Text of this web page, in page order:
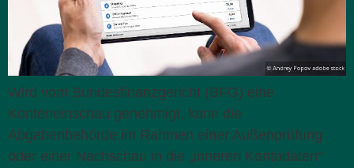
Wird vom Bundesfinanzgericht (BFG) eine
Konteneinschau genehmigt, kann die
Abgabenbehörde im Rahmen einer Außenprüfung
oder einer Nachschau in die „inneren Kontodaten“